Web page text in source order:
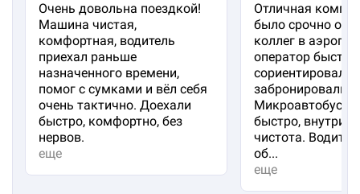
Очень довольна поездкой!
Машина чистая,
комфортная, водитель
приехал раньше
назначенного времени,
помог с сумками и вёл себя
очень тактично. Доехали
быстро, комфортно, без
нервов.
еще
Отличная
было срочно
коллег в
оператор быстро
сориентировал и
забронировали
Микроавтобус
быстро, внутри
чистота.
об...
еще